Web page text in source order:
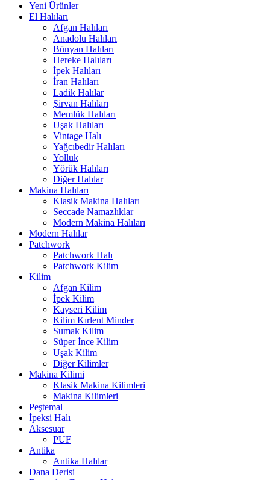
Yeni Ürünler
El Halıları
Afgan Halıları
Anadolu Halıları
Bünyan Halıları
Hereke Halıları
İpek Halıları
İran Halıları
Ladik Halılar
Şirvan Halıları
Memlük Halıları
Uşak Halıları
Vintage Halı
Yağcıbedir Halıları
Yolluk
Yörük Halıları
Diğer Halılar
Makina Halıları
Klasik Makina Halıları
Seccade Namazlıklar
Modern Makina Halıları
Modern Halılar
Patchwork
Patchwork Halı
Patchwork Kilim
Kilim
Afgan Kilim
İpek Kilim
Kayseri Kilim
Kilim Kırlent Minder
Sumak Kilim
Süper İnce Kilim
Uşak Kilim
Diğer Kilimler
Makina Kilimi
Klasik Makina Kilimleri
Makina Kilimleri
Peştemal
İpeksi Halı
Aksesuar
PUF
Antika
Antika Halılar
Dana Derisi